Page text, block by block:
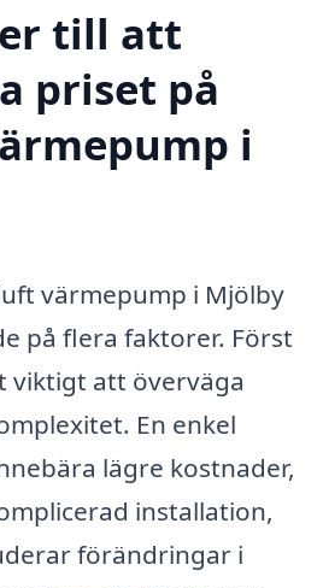
till att
priset på
i
värmepump i Mjölby
på flera faktorer. Först
viktigt att överväga
En enkel
lägre kostnader,
installation,
förändringar i